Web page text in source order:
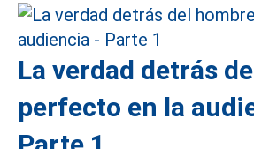
La verdad detrás
perfecto en la